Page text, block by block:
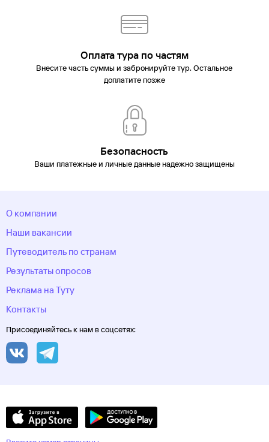
Оплата тура по частям
Внесите часть суммы и забронируйте тур. Остальное
доплатите позже
Безопасность
Ваши платежные и личные данные надежно защищены
О компании
Наши вакансии
Путеводитель по странам
Результаты опросов
Реклама на Туту
Контакты
Присоединяйтесь к нам в соцсетях: